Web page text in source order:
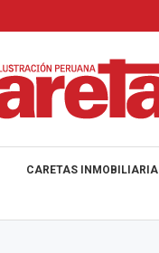
CARETAS INMOBILIARIA